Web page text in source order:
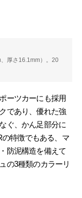
厚さ16.1mm）。20
ーツカーにも採用
であり、優れた強
ぐ、かん足部分に
特徴でもある、マ
防泥構造を備えて
の3種類のカラーリ